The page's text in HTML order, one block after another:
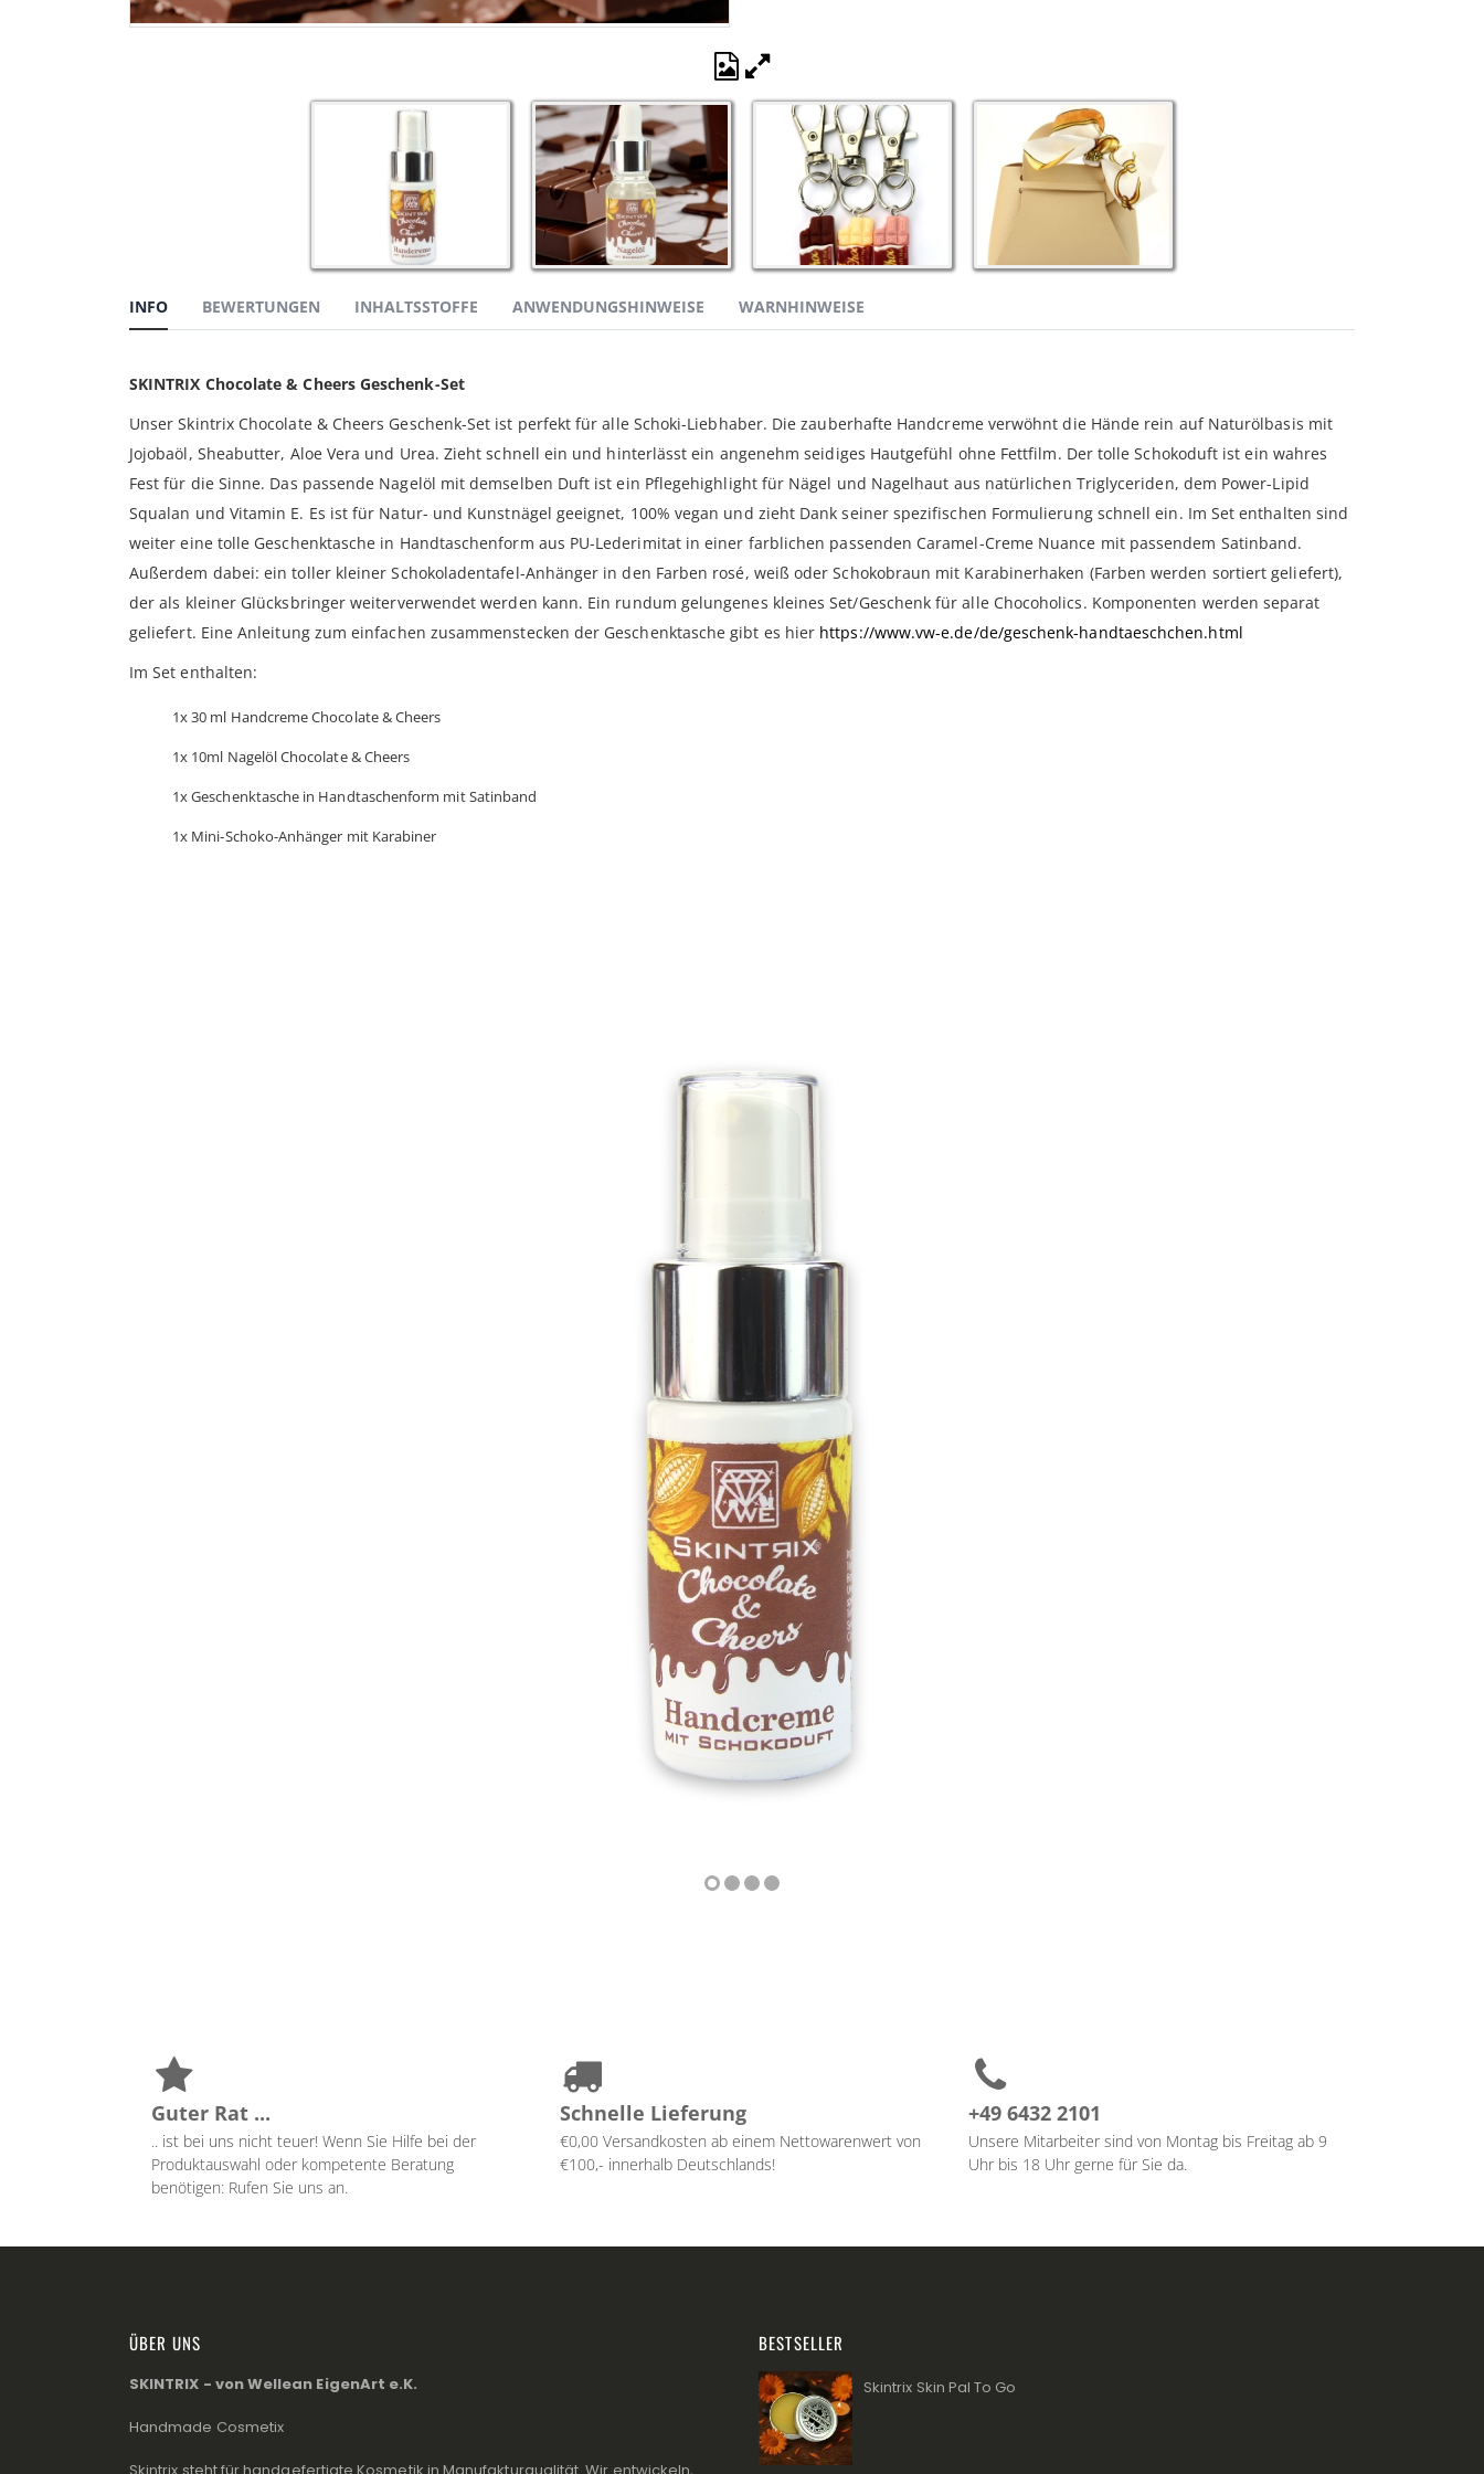
Produktbilder
öffnen
INFO
SKINTRIX Chocolate & Cheers Geschenk-Set
Unser Skintrix Chocolate & Cheers Geschenk-Set ist perfekt für alle Schoki-Liebhaber. Die zauberhafte Handcreme verwöhnt die Hände rein auf Naturölbasis mit
Jojobaöl, Sheabutter, Aloe Vera und Urea. Zieht schnell ein und hinterlässt ein angenehm seidiges Hautgefühl ohne Fettfilm. Der tolle Schokoduft ist ein wahres
Fest für die Sinne. Das passende Nagelöl mit demselben Duft ist ein Pflegehighlight für Nägel und Nagelhaut aus natürlichen Triglyceriden, dem Power-Lipid
Squalan und Vitamin E. Es ist für Natur- und Kunstnägel geeignet, 100% vegan und zieht Dank seiner spezifischen Formulierung schnell ein. Im Set enthalten sind
weiter eine tolle Geschenktasche in Handtaschenform aus PU-Lederimitat in einer farblichen passenden Caramel-Creme Nuance mit passendem Satinband.
Außerdem dabei: ein toller kleiner Schokoladentafel-Anhänger in den Farben rosé, weiß oder Schokobraun mit Karabinerhaken (Farben werden sortiert geliefert),
der als kleiner Glücksbringer weiterverwendet werden kann. Ein rundum gelungenes kleines Set/Geschenk für alle Chocoholics. Komponenten werden separat
geliefert. Eine Anleitung zum einfachen zusammenstecken der Geschenktasche gibt es hier https://www.vw-e.de/de/geschenk-handtaeschchen.html
Im Set enthalten:
1x 30 ml Handcreme Chocolate & Cheers
1x 10ml Nagelöl Chocolate & Cheers
1x Geschenktasche in Handtaschenform mit Satinband
1x Mini-Schoko-Anhänger mit Karabiner
BEWERTUNGEN INHALTSSTOFFE ANWENDUNGSHINWEISE WARNHINWEISE
Guter Rat ...
.. ist bei uns nicht teuer! Wenn Sie Hilfe bei der
Produktauswahl oder kompetente Beratung
benötigen: Rufen Sie uns an.
Schnelle Lieferung
€0,00 Versandkosten ab einem Nettowarenwert von
€100,- innerhalb Deutschlands!
+49 6432 2101
Unsere Mitarbeiter sind von Montag bis Freitag ab 9
Uhr bis 18 Uhr gerne für Sie da.
ÜBER UNS
SKINTRIX - von Wellean EigenArt e.K.
Handmade Cosmetix
BESTSELLER
Skintrix Skin Pal To Go